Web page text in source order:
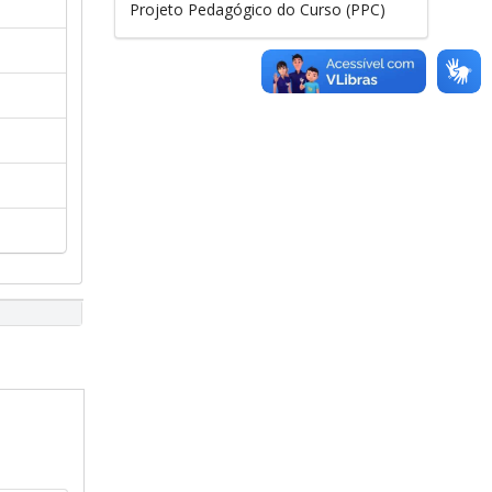
Projeto Pedagógico do Curso (PPC)